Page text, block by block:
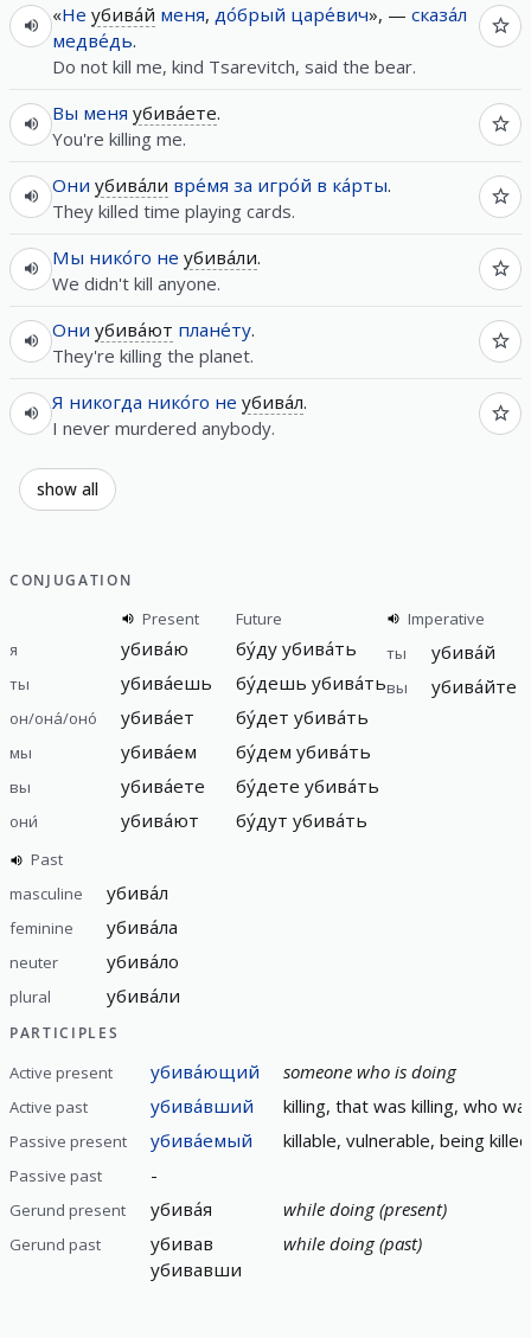
«Не убива́й меня, до́брый царе́вич», — сказа́л
медве́дь.
Do not kill me, kind Tsarevitch, said the bear.
Вы меня убива́ете.
You're killing me.
Они убива́ли вре́мя за игро́й в ка́рты.
They killed time playing cards.
Мы нико́го не убива́ли.
We didn't kill anyone.
Они убива́ют плане́ту.
They're killing the planet.
Я никогда нико́го не убива́л.
I never murdered anybody.
show all
CONJUGATION
Present
Future
я
убива́ю бу́ду убива́ть
ты убива́ешь бу́дешь убива́ть
он/она́/оно́ убива́ет бу́дет убива́ть
мы убива́ем бу́дем убива́ть
вы убива́ете бу́дете убива́ть
они́ убива́ют бу́дут убива́ть
Imperative
ты
убива́й
вы убива́йте
Past
masculine
убива́л
feminine убива́ла
neuter убива́ло
plural убива́ли
PARTICIPLES
Active present убива́ющий someone who is doing
Active past убива́вший killing, that was killing, who
Passive present убива́емый killable, vulnerable, being killed
Passive past -
Gerund present убива́я while doing (present)
Gerund past
убивав
убивавши
while doing (past)